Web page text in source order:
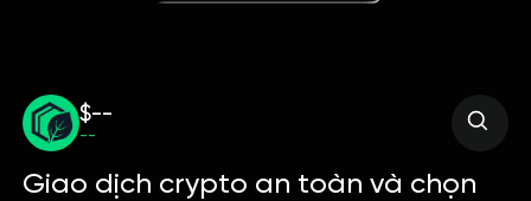
$--
--
Giao dịch crypto an toàn và chọn